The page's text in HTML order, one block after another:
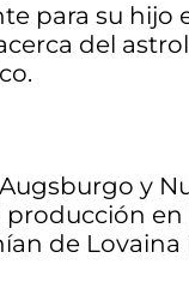
para su hijo
del
y
en
de Lovaina